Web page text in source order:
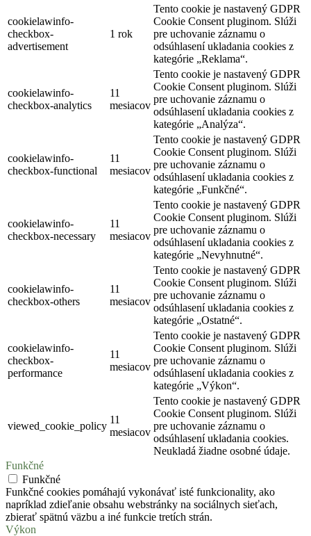
cookielawinfo-
checkbox-
advertisement
1 rok
Tento cookie je nastavený GDPR
Cookie Consent pluginom. Slúži
pre uchovanie záznamu o
odsúhlasení ukladania cookies z
kategórie „Reklama“.
cookielawinfo-
checkbox-analytics
11
mesiacov
Tento cookie je nastavený GDPR
Cookie Consent pluginom. Slúži
pre uchovanie záznamu o
odsúhlasení ukladania cookies z
kategórie „Analýza“.
cookielawinfo-
checkbox-functional
11
mesiacov
Tento cookie je nastavený GDPR
Cookie Consent pluginom. Slúži
pre uchovanie záznamu o
odsúhlasení ukladania cookies z
kategórie „Funkčné“.
cookielawinfo-
checkbox-necessary
11
mesiacov
Tento cookie je nastavený GDPR
Cookie Consent pluginom. Slúži
pre uchovanie záznamu o
odsúhlasení ukladania cookies z
kategórie „Nevyhnutné“.
cookielawinfo-
checkbox-others
11
mesiacov
Tento cookie je nastavený GDPR
Cookie Consent pluginom. Slúži
pre uchovanie záznamu o
odsúhlasení ukladania cookies z
kategórie „Ostatné“.
cookielawinfo-
checkbox-
performance
11
mesiacov
Tento cookie je nastavený GDPR
Cookie Consent pluginom. Slúži
pre uchovanie záznamu o
odsúhlasení ukladania cookies z
kategórie „Výkon“.
viewed_cookie_policy
11
mesiacov
Tento cookie je nastavený GDPR
Cookie Consent pluginom. Slúži
pre uchovanie záznamu o
odsúhlasení ukladania cookies.
Neukladá žiadne osobné údaje.
Funkčné
Funkčné
Funkčné cookies pomáhajú vykonávať isté funkcionality, ako
napríklad zdieľanie obsahu webstránky na sociálnych sieťach,
zbierať spätnú väzbu a iné funkcie tretích strán.
Výkon